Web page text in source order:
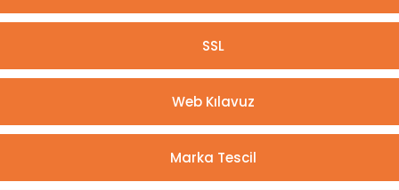
SSL
Web Kılavuz
Marka Tescil